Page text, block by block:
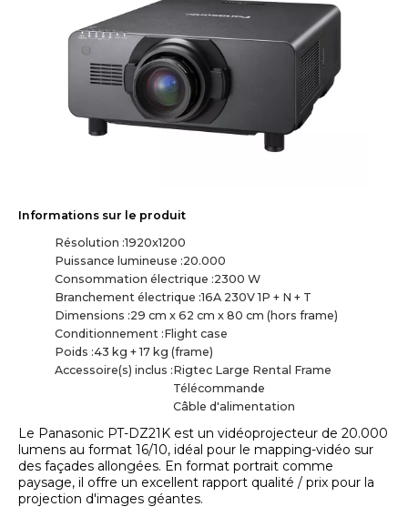
Informations sur le produit
Résolution :1920x1200
Puissance lumineuse :20.000
Consommation électrique :2300 W
Branchement électrique :16A 230V 1P + N + T
Dimensions :29 cm x 62 cm x 80 cm (hors frame)
Conditionnement :Flight case
Poids :43 kg + 17 kg (frame)
Accessoire(s) inclus :Rigtec Large Rental Frame
Télécommande
Câble d'alimentation
Le Panasonic PT-DZ21K est un vidéoprojecteur de 20.000
lumens au format 16/10, idéal pour le mapping-vidéo sur
des façades allongées. En format portrait comme
paysage, il offre un excellent rapport qualité / prix pour la
projection d'images géantes.